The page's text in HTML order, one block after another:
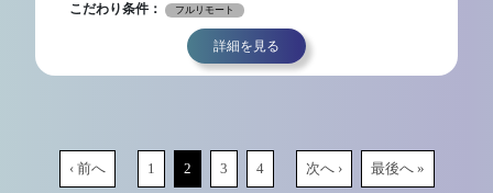
こだわり条件： フルリモート
詳細を見る
‹ 前へ 1 2 3 4 次へ › 最後へ »